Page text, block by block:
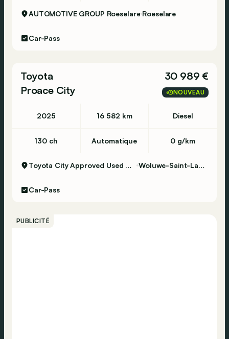
AUTOMOTIVE GROUP Roeselare Roeselare
Car-Pass
Toyota
Proace City
30 989 €
NOUVEAU
2025 16 582 km Diesel
130 ch Automatique 0 g/km
Toyota City Approved Used Woluwe Woluwe-Saint-Lambert
Car-Pass
PUBLICITÉ